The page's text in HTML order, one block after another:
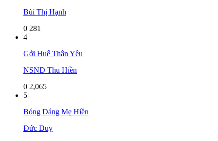
Bùi Thị Hạnh
0 281
4
Gởi Huế Thân Yêu
NSND Thu Hiền
0 2,065
5
Bóng Dáng Mẹ Hiền
Đức Duy